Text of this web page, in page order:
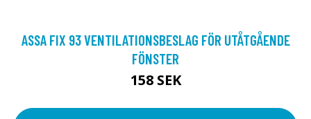
ASSA FIX 93 VENTILATIONSBESLAG FÖR UTÅTGÅENDE
FÖNSTER
158 SEK